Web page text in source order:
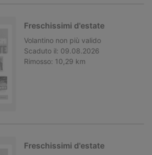
Freschissimi d'estate
Volantino non più valido
Scaduto il: 09.08.2026
Rimosso: 10,29 km
Freschissimi d'estate